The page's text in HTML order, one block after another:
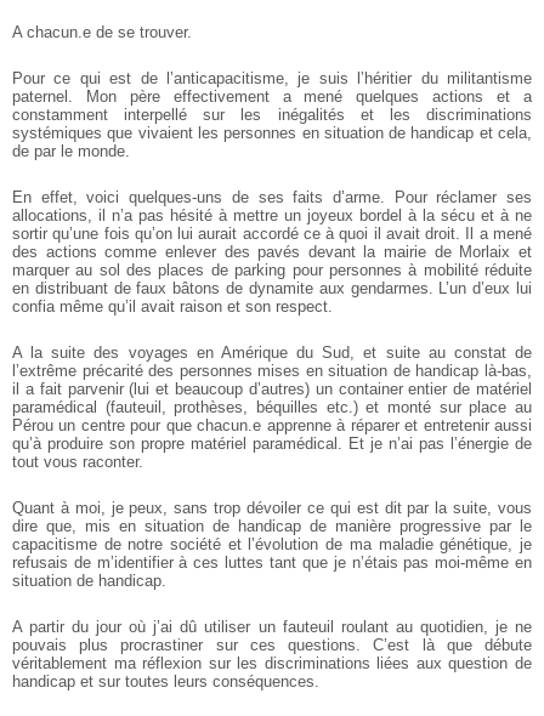
A chacun.e de se trouver.
Pour ce qui est de l’anticapacitisme, je suis l’héritier du militantisme
paternel. Mon père effectivement a mené quelques actions et a
constamment interpellé sur les inégalités et les discriminations
systémiques que vivaient les personnes en situation de handicap et cela,
de par le monde.
En effet, voici quelques-uns de ses faits d’arme. Pour réclamer ses
allocations, il n’a pas hésité à mettre un joyeux bordel à la sécu et à ne
sortir qu’une fois qu’on lui aurait accordé ce à quoi il avait droit. Il a mené
des actions comme enlever des pavés devant la mairie de Morlaix et
marquer au sol des places de parking pour personnes à mobilité réduite
en distribuant de faux bâtons de dynamite aux gendarmes. L’un d’eux lui
confia même qu’il avait raison et son respect.
A la suite des voyages en Amérique du Sud, et suite au constat de
l’extrême précarité des personnes mises en situation de handicap là-bas,
il a fait parvenir (lui et beaucoup d’autres) un container entier de matériel
paramédical (fauteuil, prothèses, béquilles etc.) et monté sur place au
Pérou un centre pour que chacun.e apprenne à réparer et entretenir aussi
qu’à produire son propre matériel paramédical. Et je n’ai pas l’énergie de
tout vous raconter.
Quant à moi, je peux, sans trop dévoiler ce qui est dit par la suite, vous
dire que, mis en situation de handicap de manière progressive par le
capacitisme de notre société et l’évolution de ma maladie génétique, je
refusais de m’identifier à ces luttes tant que je n’étais pas moi-même en
situation de handicap.
A partir du jour où j’ai dû utiliser un fauteuil roulant au quotidien, je ne
pouvais plus procrastiner sur ces questions. C’est là que débute
véritablement ma réflexion sur les discriminations liées aux question de
handicap et sur toutes leurs conséquences.